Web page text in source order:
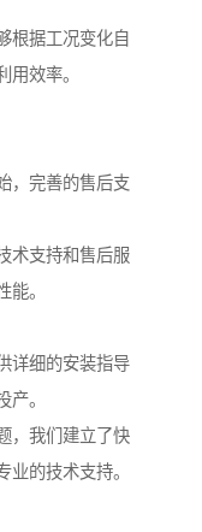
根据工况变化自
效率。
，完善的售后支
术支持和售后服
能。
详细的安装指导
。
，我们建立了快
的技术支持。